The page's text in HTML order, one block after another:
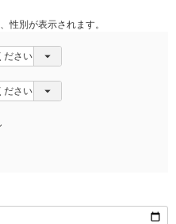
性別が表示されます。